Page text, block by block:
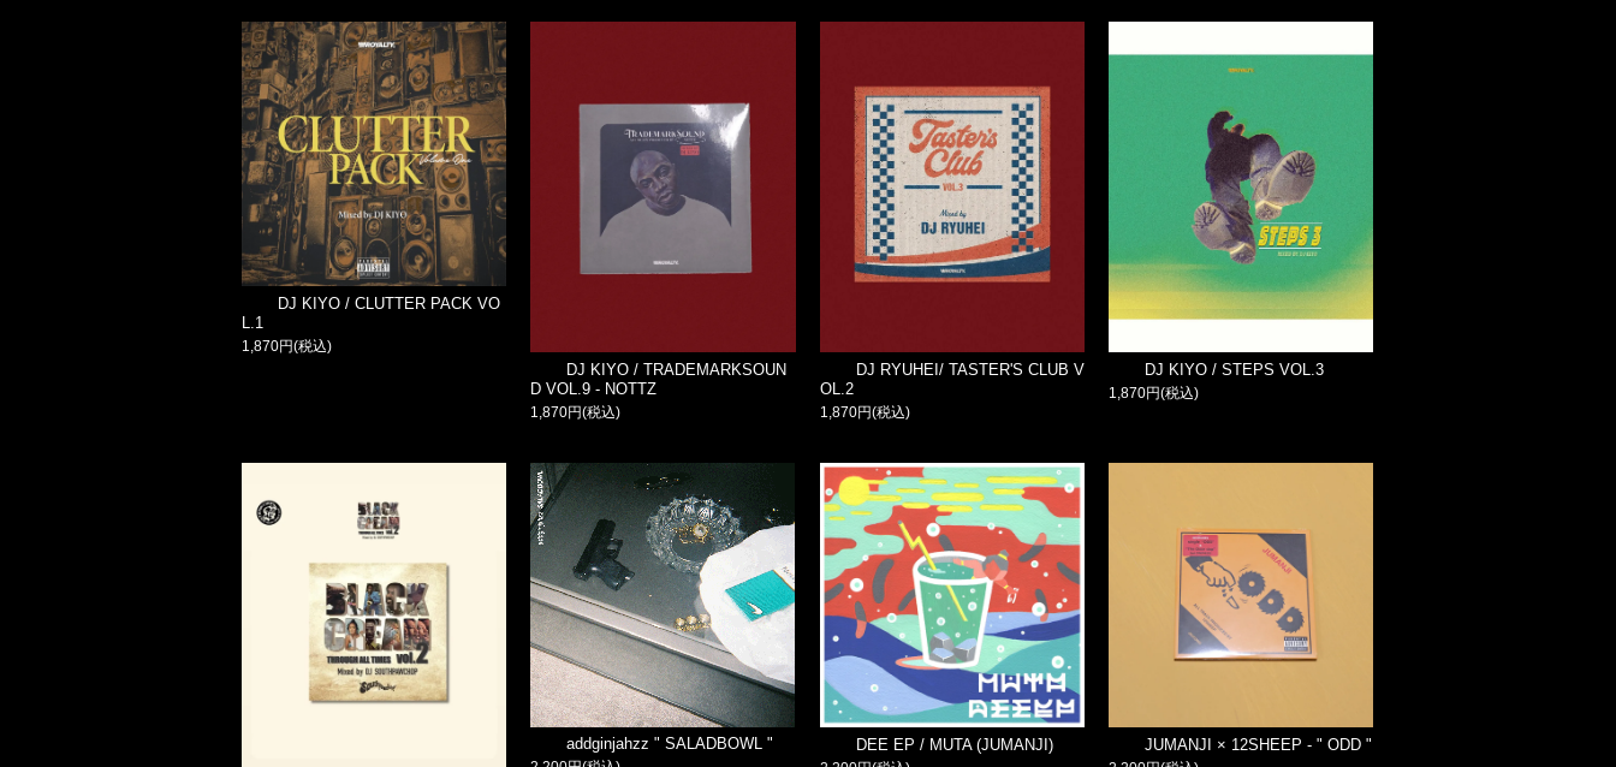
DJ KIYO / CLUTTER PACK VO
L.1
1,870円(税込)
DJ KIYO / TRADEMARKSOUN
D VOL.9 - NOTTZ
1,870円(税込)
DJ RYUHEI/ TASTER'S CLUB V
OL.2
1,870円(税込)
DJ KIYO / STEPS VOL.3
1,870円(税込)
addginjahzz " SALADBOWL " DEE EP / MUTA (JUMANJI) JUMANJI × 12SHEEP - " ODD "